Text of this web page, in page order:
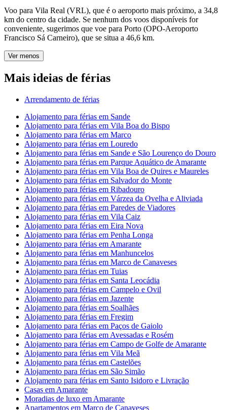
Voo para Vila Real (VRL), que é o aeroporto mais próximo, a 34,8
km do centro da cidade. Se nenhum dos voos disponíveis for
conveniente, sugerimos que voe para Porto (OPO-Aeroporto
Francisco Sá Carneiro), que se situa a 46,6 km.
Ver menos
Mais ideias de férias
Arrendamento de férias
Alojamento para férias em Sande
Alojamento para férias em Vila Boa do Bispo
Alojamento para férias em Marco
Alojamento para férias em Louredo
Alojamento para férias em Sande e São Lourenço do Douro
Alojamento para férias em Parque Aquático de Amarante
Alojamento para férias em Vila Boa de Quires e Maureles
Alojamento para férias em Salvador do Monte
Alojamento para férias em Ribadouro
Alojamento para férias em Várzea da Ovelha e Aliviada
Alojamento para férias em Paredes de Viadores
Alojamento para férias em Vila Caiz
Alojamento para férias em Eira Nova
Alojamento para férias em Penha Longa
Alojamento para férias em Amarante
Alojamento para férias em Manhuncelos
Alojamento para férias em Marco de Canaveses
Alojamento para férias em Tuias
Alojamento para férias em Santa Leocádia
Alojamento para férias em Campelo e Ovil
Alojamento para férias em Jazente
Alojamento para férias em Soalhães
Alojamento para férias em Fregim
Alojamento para férias em Paços de Gaiolo
Alojamento para férias em Avessadas e Rosém
Alojamento para férias em Campo de Golfe de Amarante
Alojamento para férias em Vila Meã
Alojamento para férias em Castelões
Alojamento para férias em São Simão
Alojamento para férias em Santo Isidoro e Livração
Casas em Amarante
Moradias de luxo em Amarante
Apartamentos em Marco de Canaveses